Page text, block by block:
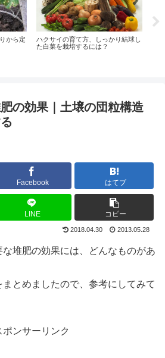
から定
ハクサイの育て方、しっかり結球し
た白菜を栽培するには？
の効果｜土壌の団粒構造
Facebook はてブ
LINE コピー
2018.04.30 2013.05.28
堆肥の効果には、どんなものがあ
とめましたので、参考にしてみて
ポンサーリンク